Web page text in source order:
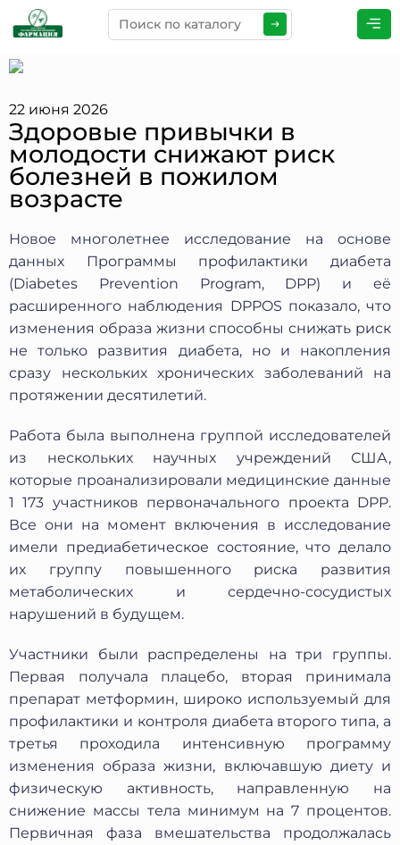
22 июня 2026
Здоровые привычки в
молодости снижают риск
болезней в пожилом
возрасте
Новое многолетнее исследование на основе
данных Программы профилактики диабета
(Diabetes Prevention Program, DPP) и её
расширенного наблюдения DPPOS показало, что
изменения образа жизни способны снижать риск
не только развития диабета, но и накопления
сразу нескольких хронических заболеваний на
протяжении десятилетий.
Работа была выполнена группой исследователей
из нескольких научных учреждений США,
которые проанализировали медицинские данные
1 173 участников первоначального проекта DPP.
Все они на момент включения в исследование
имели предиабетическое состояние, что делало
их группу повышенного риска развития
метаболических и сердечно-сосудистых
нарушений в будущем.
Участники были распределены на три группы.
Первая получала плацебо, вторая принимала
препарат метформин, широко используемый для
профилактики и контроля диабета второго типа, а
третья проходила интенсивную программу
изменения образа жизни, включавшую диету и
физическую активность, направленную на
снижение массы тела минимум на 7 процентов.
Первичная фаза вмешательства продолжалась
ПРЕДСТАВЬТЕСЬ
ТЕЛЕФОН*
ЭЛЕКТРОННАЯ ПОЧТА
КОММЕНТАРИИ
Защита от автоматических сообщений
Введите слово на картинке
* Нажимая кнопку «Отправить отзыв», я даю свое
согласие на обработку моих персональных данных, в
соответствии с Федеральным законом от 27.07.2006 года
№152-ФЗ «О персональных данных», на условиях и для
целей, определенных в Согласии на обработку
персональных данных *